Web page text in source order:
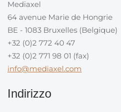
Mediaxel
64 avenue Marie de Hongrie
BE - 1083 Bruxelles (Belgique)
+32 (0)2 772 40 47
+32 (0)2 771 98 01 (fax)
info@mediaxel.com
Indirizzo